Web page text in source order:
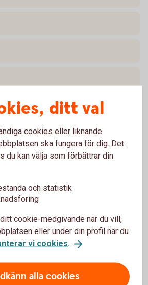
innehåll behöver du först
för Funktioner, prestanda
Outlook
presenterar de senaste
Baltikum och de viktigaste
ditt val
cookies eller liknande
ska fungera för dig. Det
du kan välja som förbättrar din
och statistik
cookie-medgivande när du vill,
eller under din profil när du
vi cookies.
alla cookies